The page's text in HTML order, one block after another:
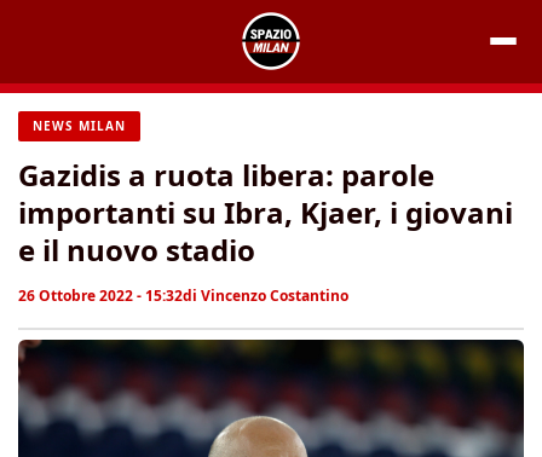
contenuto
NEWS MILAN
Gazidis a ruota libera: parole
importanti su Ibra, Kjaer, i giovani
e il nuovo stadio
26 Ottobre 2022 - 15:32di Vincenzo Costantino